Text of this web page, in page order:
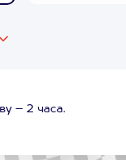
– 2 часа.